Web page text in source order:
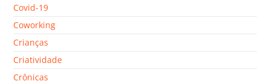
Covid-19
Coworking
Crianças
Criatividade
Crônicas